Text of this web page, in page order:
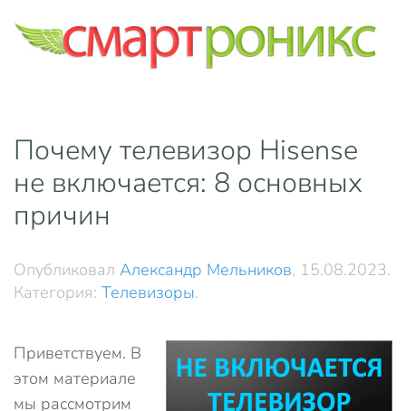
Skip to main content
Почему телевизор Hisense
не включается: 8 основных
причин
Опубликовал Александр Мельников, 15.08.2023.
Категория: Телевизоры.
Приветствуем. В
этом материале
мы рассмотрим